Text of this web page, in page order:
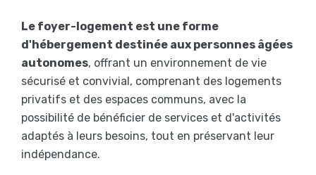
Le foyer-logement est une forme
d'hébergement destinée aux personnes âgées
autonomes, offrant un environnement de vie
sécurisé et convivial, comprenant des logements
privatifs et des espaces communs, avec la
possibilité de bénéficier de services et d'activités
adaptés à leurs besoins, tout en préservant leur
indépendance.